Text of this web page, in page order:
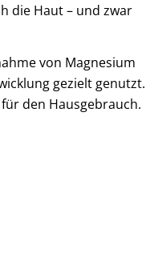
die Haut – und zwar
von Magnesium
gezielt genutzt.
den Hausgebrauch.